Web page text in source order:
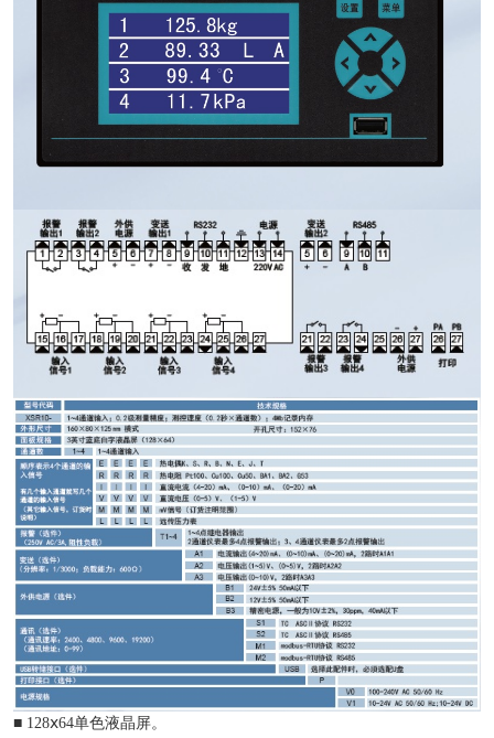
■ 128ⅹ64单色液晶屏。